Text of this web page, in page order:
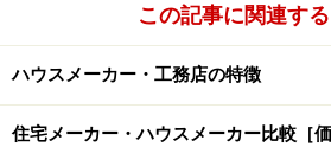
この記事に関連す
ハウスメーカー・工務店の特徴
住宅メーカー・ハウスメーカー比較［価